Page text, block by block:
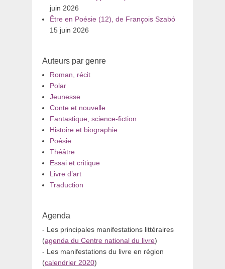
juin 2026
Être en Poésie (12), de François Szabó
15 juin 2026
Auteurs par genre
Roman, récit
Polar
Jeunesse
Conte et nouvelle
Fantastique, science-fiction
Histoire et biographie
Poésie
Théâtre
Essai et critique
Livre d’art
Traduction
Agenda
- Les principales manifestations littéraires
(agenda du Centre national du livre)
- Les manifestations du livre en région
(calendrier 2020)